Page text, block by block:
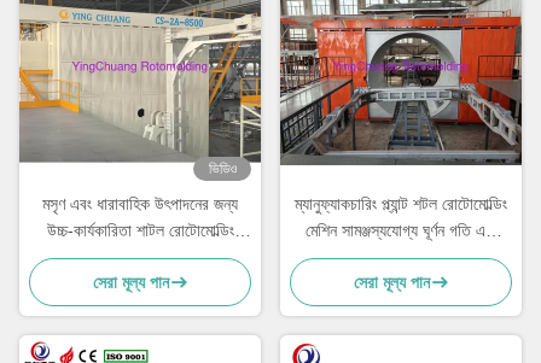
ভিডিও
মসৃণ এবং ধারাবাহিক উৎপাদনের জন্য
উচ্চ-কার্যকারিতা শাটল রোটোমোল্ডিং
মেশিন
সেরা মূল্য পান
ম্যানুফ্যাকচারিং প্ল্যান্ট শটল রোটোমোল্ডিং
মেশিন সামঞ্জস্যযোগ্য ঘূর্ণন গতি এবং
কর্মক্ষমতা সহ
সেরা মূল্য পান